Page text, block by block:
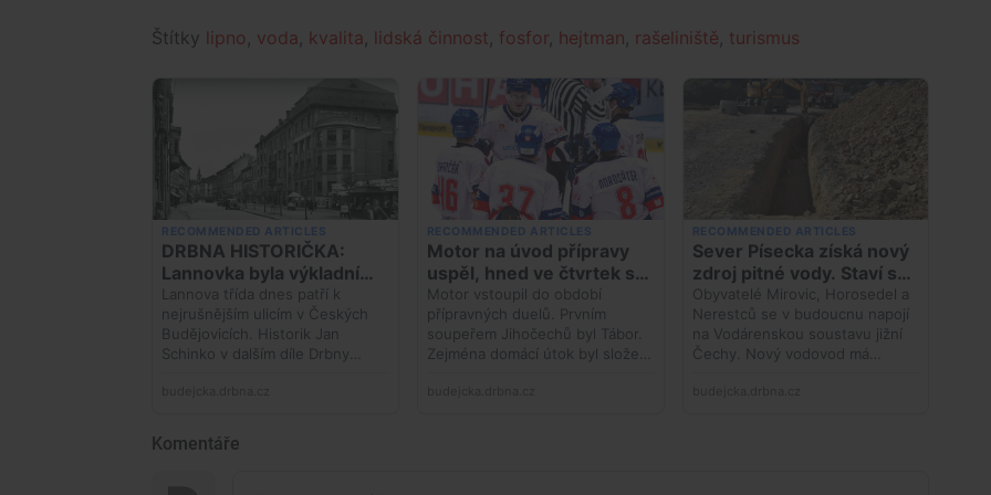
Štítky lipno , voda, kvalita, lidská činnost, fosfor, hejtman, rašeliniště, turismus
Komentáře